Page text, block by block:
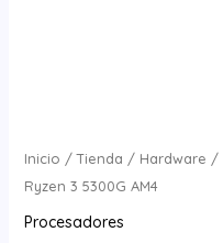
Inicio /Tienda / Hardware /
Ryzen 3 5300G AM4
Procesadores